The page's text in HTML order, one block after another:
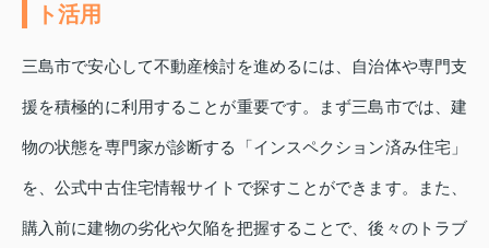
ト活用
三島市で安心して不動産検討を進めるには、自治体や専門支
援を積極的に利用することが重要です。まず三島市では、建
物の状態を専門家が診断する「インスペクション済み住宅」
を、公式中古住宅情報サイトで探すことができます。また、
購入前に建物の劣化や欠陥を把握することで、後々のトラブ